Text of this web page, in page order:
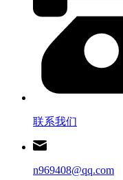
联系我们
n969408@qq.com